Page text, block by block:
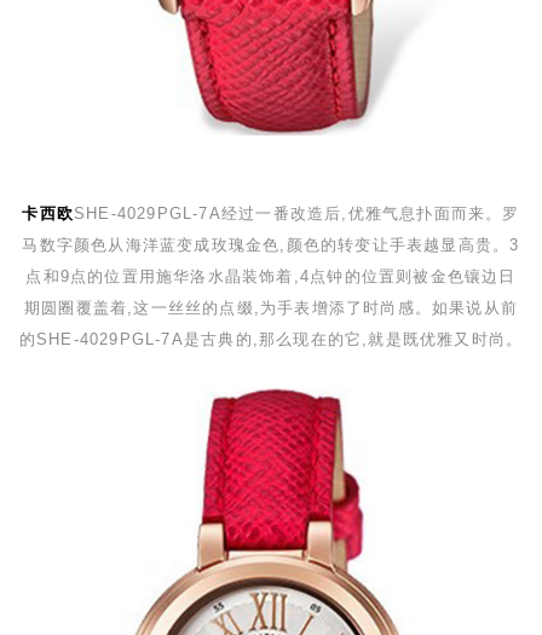
卡西欧SHE-4029PGL-7A经过一番改造后,优雅气息扑面而来。罗
马数字颜色从海洋蓝变成玫瑰金色,颜色的转变让手表越显高贵。 3
点和9点的位置用施华洛水晶装饰着,4点钟的位置则被金色镶边日
期圆圈覆盖着,这一丝丝的点缀,为手表增添了时尚感。如果说从前
的 SHE-4029PGL-7A是古典的,那么现在的它,就是既优雅又时尚。